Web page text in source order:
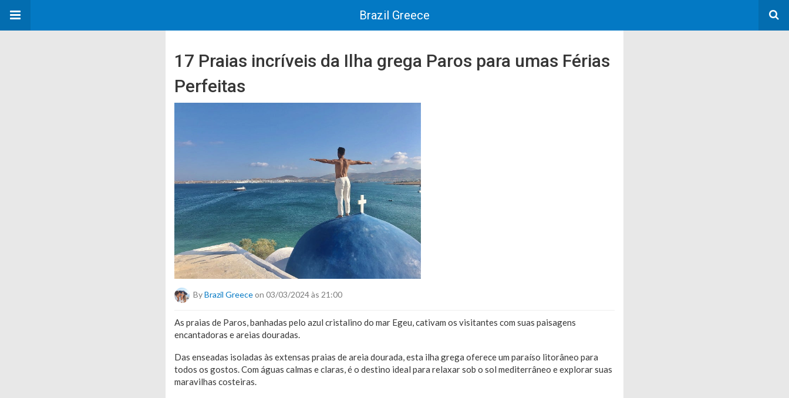
Brazil Greece
17 Praias incríveis da Ilha grega Paros para umas Férias
Perfeitas
ByBrazil Greeceon 03/03/2024 às 21:00
As praias de Paros, banhadas pelo azul cristalino do mar Egeu, cativam os visitantes com suas paisagens
encantadoras e areias douradas.
Das enseadas isoladas às extensas praias de areia dourada, esta ilha grega oferece um paraíso litorâneo para
todos os gostos. Com águas calmas e claras, é o destino ideal para relaxar sob o sol mediterrâneo e explorar suas
maravilhas costeiras.